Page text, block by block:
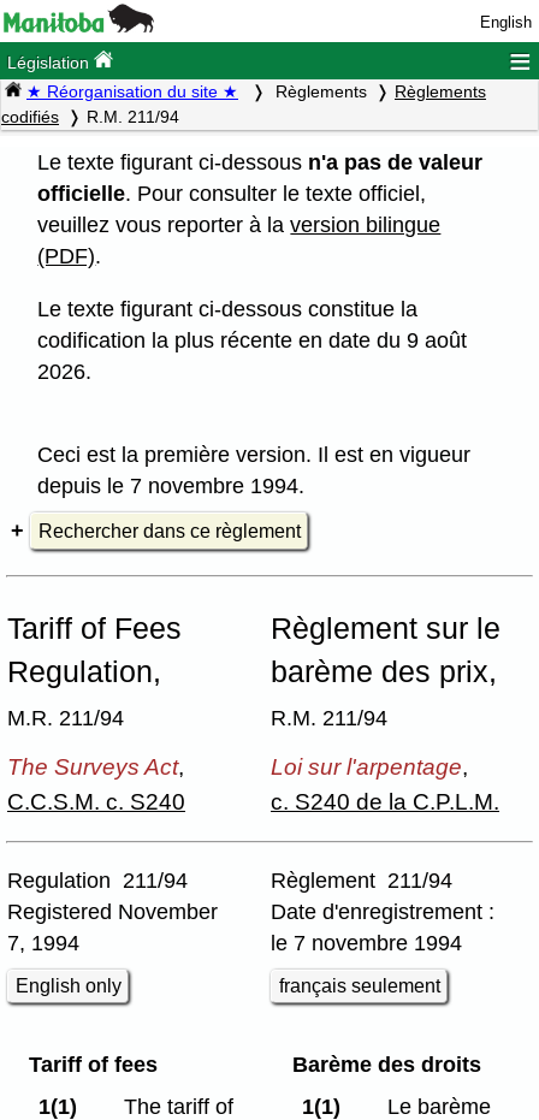
English
Législation ≡
★ Réorganisation du site ★ Règlements
Règlements
codifiés
R.M. 211/94
Le texte figurant ci-dessous n'a pas de valeur
officielle. Pour consulter le texte officiel,
veuillez vous reporter à laversion bilingue
(PDF).
Le texte figurant ci-dessous constitue la
codification la plus récente en date du 9 août
2026.
Ceci est la première version. Il est en vigueur
depuis le 7 novembre 1994.
Rechercher dans ce règlement
Tariff of Fees
Regulation,
M.R. 211/94
Règlement sur le
barème des prix,
R.M. 211/94
The Surveys Act,
C.C.S.M. c. S240
Loi sur l'arpentage,
c. S240 de la C.P.L.M.
Regulation 211/94
Registered November
7, 1994
English only
Règlement 211/94
Date d'enregistrement :
le 7 novembre 1994
français seulement
Tariff of fees
1(1)
The tariff of
Barème des droits
1(1)
Le barème